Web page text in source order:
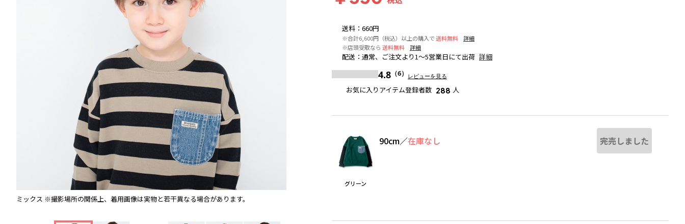
ミックス ※撮影場所の関係上、着用画像は実物と若干異なる場合があります。
送料 ： 660円
※合計6,600円（税込）以上の購入で送料無料
詳細
※店頭受取なら 送料無料 詳細
配送 ： 通常、ご注文より1～5営業日にて出荷 詳細
4.8 （6） レビューを見る
お気に入りアイテム登録者数 288 人
グリーン
90cm／在庫なし 完売しました